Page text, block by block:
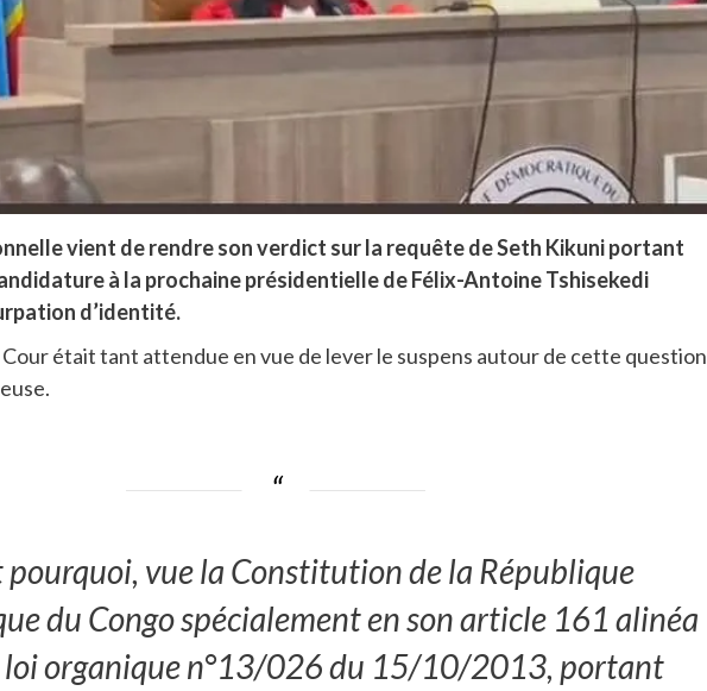
vient de rendre son verdict sur la requête de Seth Kikuni portant
à la prochaine présidentielle de Félix-Antoine Tshisekedi
d’identité.
était tant attendue en vue de lever le suspens autour de cette question
pourquoi, vue la Constitution de la République
du Congo spécialement en son article 161 alinéa
loi organique n°13/026 du 15/10/2013, portant
9 juillet 2026 Infos-Express